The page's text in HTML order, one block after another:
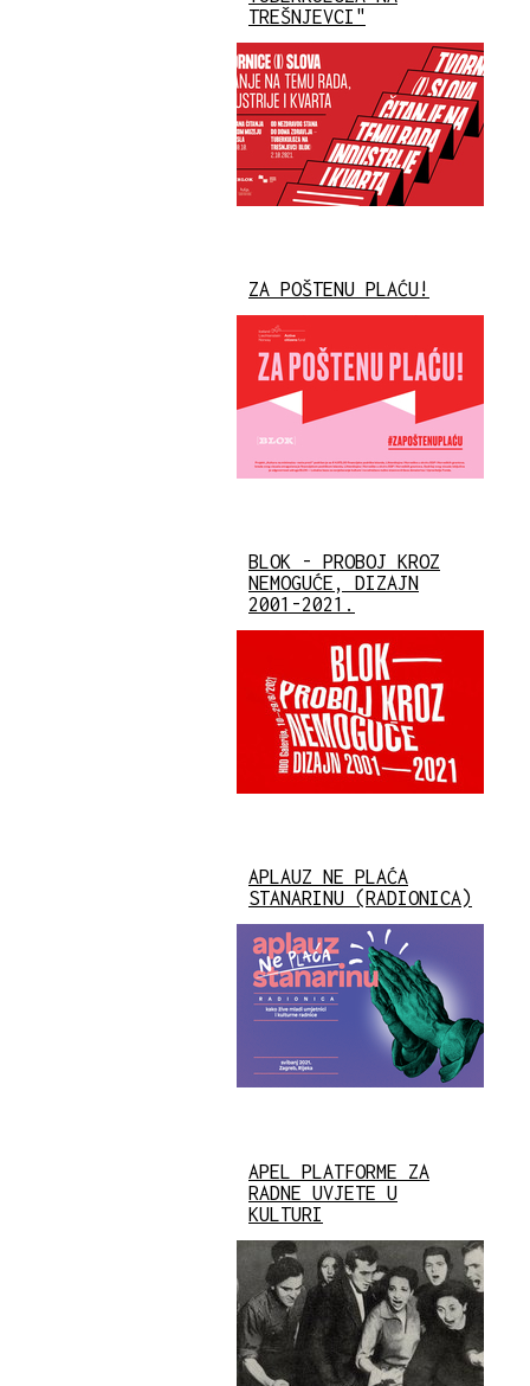
TREŠNJEVCI"
ZA POŠTENU PLAĆU!
BLOK - PROBOJ KROZ
NEMOGUĆE, DIZAJN
2001-2021.
APLAUZ NE PLAĆA
STANARINU (RADIONICA)
APEL PLATFORME ZA
RADNE UVJETE U
KULTURI